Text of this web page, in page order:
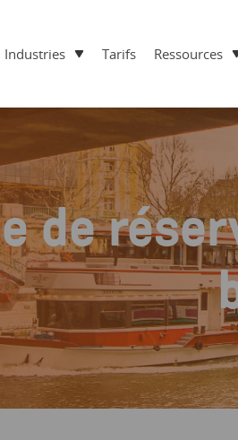
Industries Tarifs Ressources
de